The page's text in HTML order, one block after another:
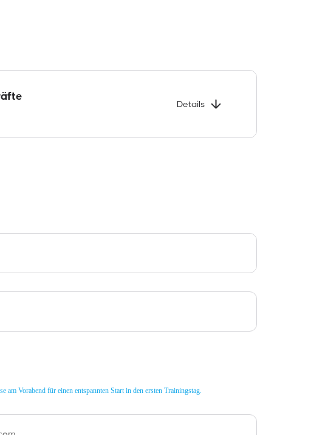
Details
am Vorabend für einen entspannten Start in den ersten Trainingstag.